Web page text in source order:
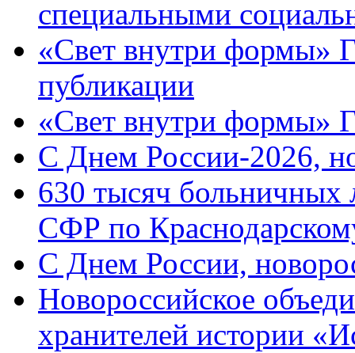
специальными
«Свет внутри формы»
публикации
«Свет внутри формы»
C Днем России-2026,
630 тысяч больничных
СФР по
C Днем России,
Новороссийское
хранителей истории